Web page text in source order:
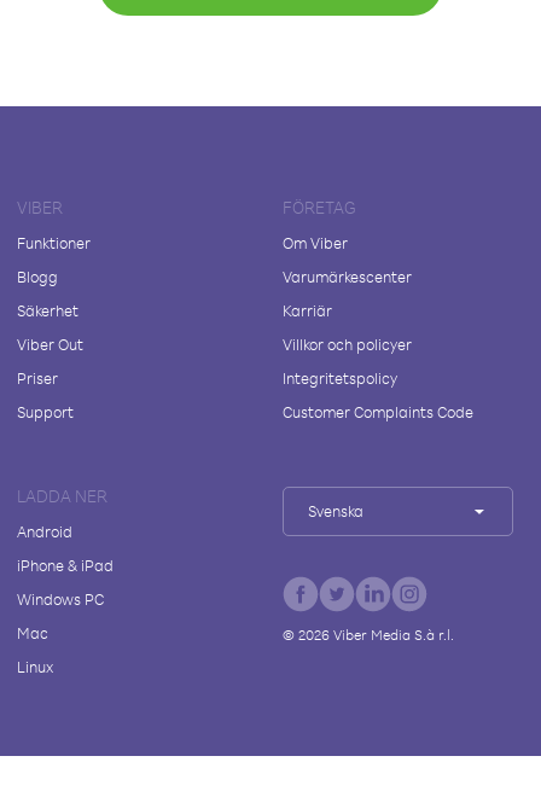
VIBER
Funktioner
Blogg
Säkerhet
Viber Out
Priser
Support
FÖRETAG
Om Viber
Varumärkescenter
Karriär
Villkor och policyer
Integritetspolicy
Customer Complaints Code
LADDA NER
Android
iPhone & iPad
Windows PC
Mac
Linux
Svenska
© 2026Viber Media S.à r.l.